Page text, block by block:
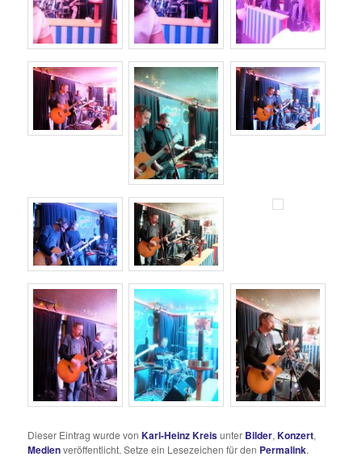
Dieser Eintrag wurde vonKarl-Heinz Kreisunter Bilder,Konzert,
Medienveröffentlicht. Setze ein Lesezeichen für den Permalink.